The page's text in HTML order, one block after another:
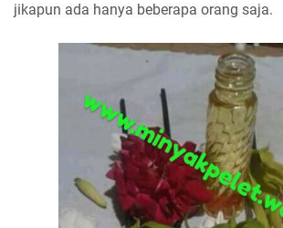
jikapun ada hanya beberapa orang saja.